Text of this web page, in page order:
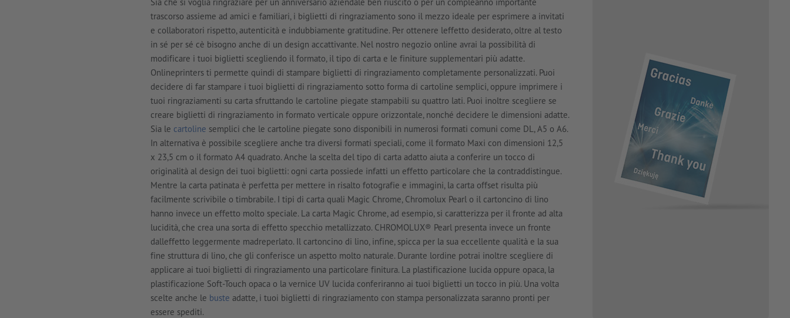
trascorso assieme ad amici e familiari, i biglietti di ringraziamento sono il mezzo ideale per esprimere a invitati
e collaboratori rispetto, autenticità e indubbiamente gratitudine. Per ottenere leffetto desiderato, oltre al testo
in sé per sé cè bisogno anche di un design accattivante. Nel nostro negozio online avrai la possibilità di
modificare i tuoi biglietti scegliendo il formato, il tipo di carta e le finiture supplementari più adatte.
Onlineprinters ti permette quindi di stampare biglietti di ringraziamento completamente personalizzati. Puoi
decidere di far stampare i tuoi biglietti di ringraziamento sotto forma di cartoline semplici, oppure imprimere i
tuoi ringraziamenti su carta sfruttando le cartoline piegate stampabili su quattro lati. Puoi inoltre scegliere se
creare biglietti di ringraziamento in formato verticale oppure orizzontale, nonché decidere le dimensioni adatte.
Sia le cartoline semplici che le cartoline piegate sono disponibili in numerosi formati comuni come DL, A5 o A6.
In alternativa è possibile scegliere anche tra diversi formati speciali, come il formato Maxi con dimensioni 12,5
x 23,5 cm o il formato A4 quadrato. Anche la scelta del tipo di carta adatto aiuta a conferire un tocco di
originalità al design dei tuoi biglietti: ogni carta possiede infatti un effetto particolare che la contraddistingue.
Mentre la carta patinata è perfetta per mettere in risalto fotografie e immagini, la carta offset risulta più
facilmente scrivibile o timbrabile. I tipi di carta quali Magic Chrome, Chromolux Pearl o il cartoncino di lino
hanno invece un effetto molto speciale. La carta Magic Chrome, ad esempio, si caratterizza per il fronte ad alta
lucidità, che crea una sorta di effetto specchio metallizzato. CHROMOLUX® Pearl presenta invece un fronte
dalleffetto leggermente madreperlato. Il cartoncino di lino, infine, spicca per la sua eccellente qualità e la sua
fine struttura di lino, che gli conferisce un aspetto molto naturale. Durante lordine potrai inoltre scegliere di
applicare ai tuoi biglietti di ringraziamento una particolare finitura. La plastificazione lucida oppure opaca, la
plastificazione Soft-Touch opaca o la vernice UV lucida conferiranno ai tuoi biglietti un tocco in più. Una volta
scelte anche le buste adatte, i tuoi biglietti di ringraziamento con stampa personalizzata saranno pronti per
essere spediti.